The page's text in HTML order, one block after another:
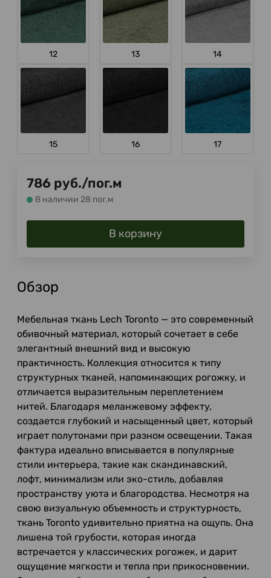
12 13 14
15 16 17
786 руб./пог.м
В наличии 28 пог.м
В корзину
Обзор
Мебельная ткань Lech Toronto — это современный
обивочный материал, который сочетает в себе
элегантный внешний вид и высокую
практичность. Коллекция относится к типу
структурных тканей, напоминающих рогожку, и
отличается выразительным переплетением
нитей. Благодаря меланжевому эффекту,
создается глубокий и насыщенный цвет, который
играет полутонами при разном освещении. Такая
фактура идеально вписывается в популярные
стили интерьера, такие как скандинавский,
лофт, минимализм или эко-стиль, добавляя
пространству уюта и благородства. Несмотря на
свою визуальную объемность и структурность,
ткань Toronto удивительно приятна на ощупь. Она
лишена той грубости, которая иногда
встречается у классических рогожек, и дарит
ощущение мягкости и тепла при прикосновении.